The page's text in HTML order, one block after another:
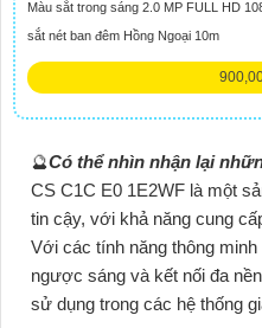
Màu sắt trong sáng 2.0 MP FULL HD
sắt nét ban đêm Hồng Ngoại 10m
🔮Có thể nhìn nhận lại
CS C1C E0 1E2WF là một
tin cậy, với khả năng cung
Với các tính năng thông
ngược sáng và kết nối đa
sử dụng trong các hệ thống